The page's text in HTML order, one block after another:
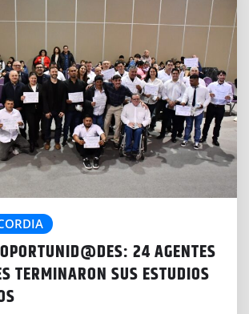
24 AGENTES
TERMINARON SUS ESTUDIOS